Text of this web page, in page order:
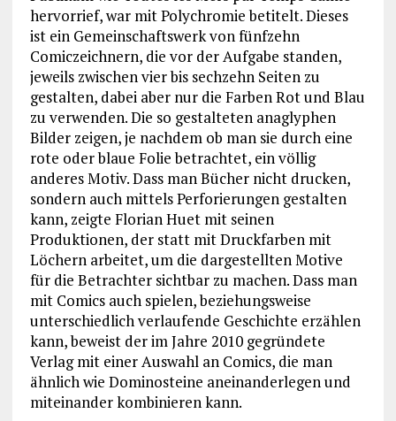
hervorrief, war mit Polychromie betitelt. Dieses
ist ein Gemeinschaftswerk von fünfzehn
Comiczeichnern, die vor der Aufgabe standen,
jeweils zwischen vier bis sechzehn Seiten zu
gestalten, dabei aber nur die Farben Rot und Blau
zu verwenden. Die so gestalteten anaglyphen
Bilder zeigen, je nachdem ob man sie durch eine
rote oder blaue Folie betrachtet, ein völlig
anderes Motiv. Dass man Bücher nicht drucken,
sondern auch mittels Perforierungen gestalten
kann, zeigte Florian Huet mit seinen
Produktionen, der statt mit Druckfarben mit
Löchern arbeitet, um die dargestellten Motive
für die Betrachter sichtbar zu machen. Dass man
mit Comics auch spielen, beziehungsweise
unterschiedlich verlaufende Geschichte erzählen
kann, beweist der im Jahre 2010 gegründete
Verlag mit einer Auswahl an Comics, die man
ähnlich wie Dominosteine aneinanderlegen und
miteinander kombinieren kann.